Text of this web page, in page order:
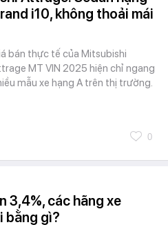
i10, không thoải mái
bán thực tế của Mitsubishi
MT VIN 2025 hiện chỉ ngang
mẫu xe hạng A trên thị trường.
0
3,4%, các hãng xe
bằng gì?